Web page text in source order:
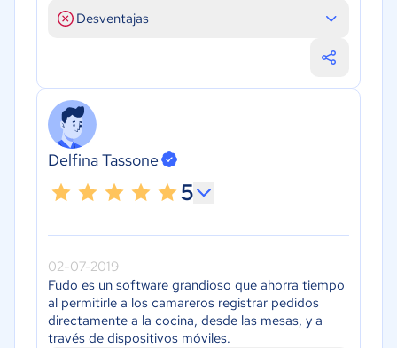
Desventajas
Delfina Tassone
5
02-07-2019
Fudo es un software grandioso que ahorra tiempo
al permitirle a los camareros registrar pedidos
directamente a la cocina, desde las mesas, y a
través de dispositivos móviles.